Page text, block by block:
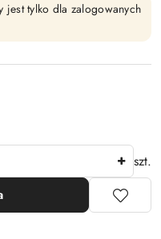
tylko dla zalogowanych
szt.